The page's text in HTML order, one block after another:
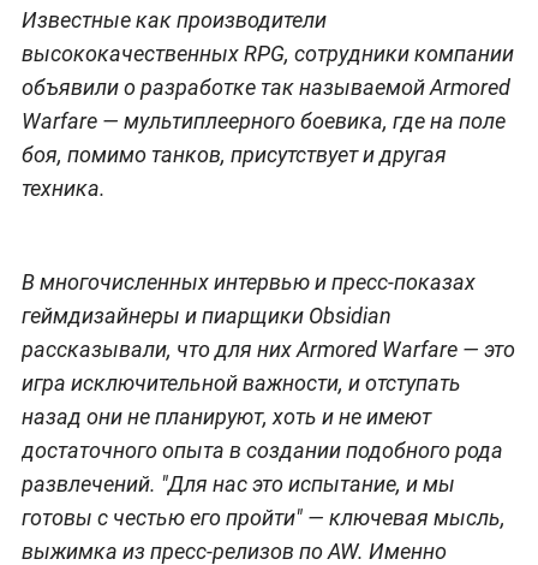
Известные как производители
высококачественных RPG, сотрудники компании
объявили о разработке так называемой Armored
Warfare — мультиплеерного боевика, где на поле
боя, помимо танков, присутствует и другая
техника.
В многочисленных интервью и пресс-показах
геймдизайнеры и пиарщики Obsidian
рассказывали, что для них Armored Warfare — это
игра исключительной важности, и отступать
назад они не планируют, хоть и не имеют
достаточного опыта в создании подобного рода
развлечений. "Для нас это испытание, и мы
готовы с честью его пройти" — ключевая мысль,
выжимка из пресс-релизов по AW. Именно